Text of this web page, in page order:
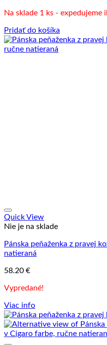
Na sklade 1 ks - expedujeme
Pridať do košíka
Quick View
Nie je na sklade
Pánska peňaženka z pravej
natieraná
58.20 €
Vypredané!
Viac info